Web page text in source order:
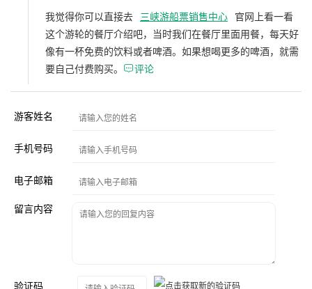
我觉得你可以直接去 三峡游船票销售中心
官网上看一看
这个游轮的餐厅介绍吧，当时我们在餐厅里面用餐，每天好
像有一杯免费的饮料或者啤酒。如果想喝更多的啤酒，就需
要自己付费购买。 评论
游客姓名
手机号码
电子邮箱
留言内容
验证码